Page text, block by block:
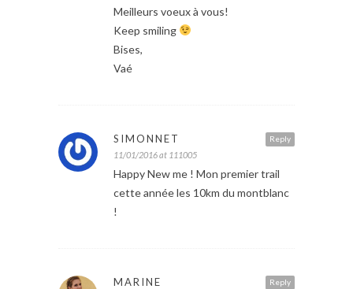
Meilleurs voeux à vous!
Keep smiling
Bises,
Vaé
Reply
SIMONNET
11/01/2016 at 111005
Happy New me ! Mon premier trail
cette année les 10km du montblanc
!
Reply
MARINE